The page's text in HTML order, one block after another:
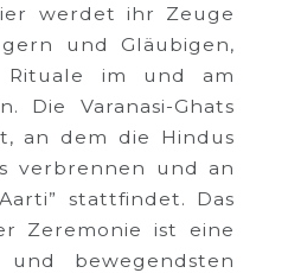
werdet ihr Zeuge
und Gläubigen,
Rituale im und am
Die Varanasi-Ghats
an dem die Hindus
verbrennen und an
stattfindet. Das
Zeremonie ist eine
bewegendsten